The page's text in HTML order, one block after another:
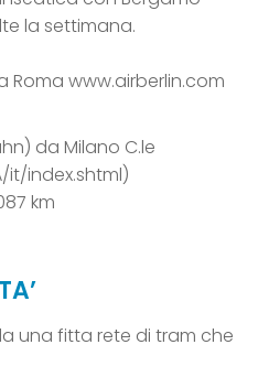
la settimana.
Roma www.airberlin.com
da Milano C.le
it/index.shtml)
km
una fitta rete di tram che